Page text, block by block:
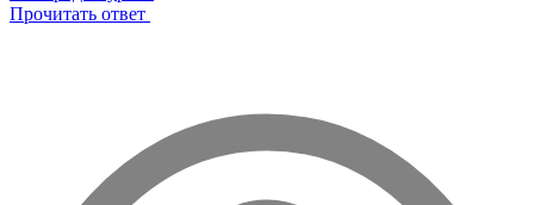
Прочитать ответ